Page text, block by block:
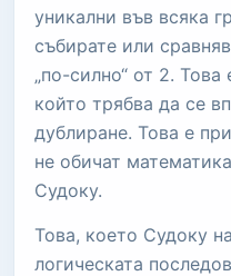
уникални във всяка
събирате или
„по-силно“ от 2.
който трябва да се
дублиране. Това е
не обичат
Судоку.
Това, което Судоку
логическата